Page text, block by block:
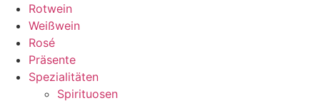
Zum
Inhalt
springen
Rotwein
Weißwein
Rosé
Präsente
Spezialitäten
Spirituosen